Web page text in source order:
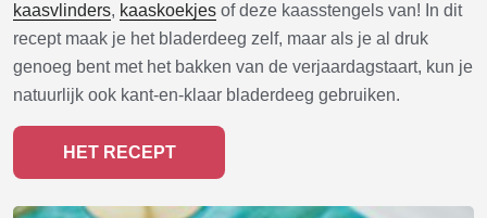
kaasvlinders, kaaskoekjes of deze kaasstengels van! In dit
recept maak je het bladerdeeg zelf, maar als je al druk
genoeg bent met het bakken van de verjaardagstaart, kun je
natuurlijk ook kant-en-klaar bladerdeeg gebruiken.
HET RECEPT